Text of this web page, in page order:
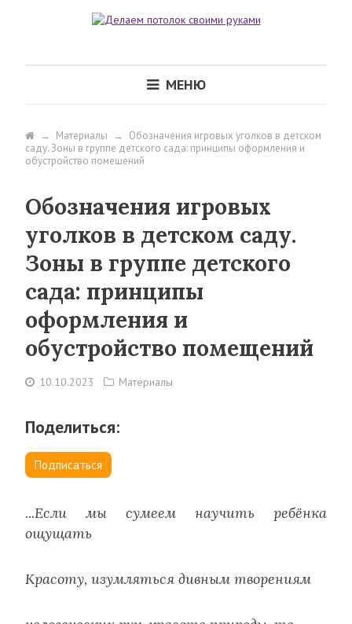
МЕНЮ
→ Материалы →
Обозначения игровых уголков в детском
саду. Зоны в группе детского сада: принципы оформления и
обустройство помещений
Обозначения игровых
уголков в детском саду.
Зоны в группе детского
сада: принципы
оформления и
обустройство помещений
10.10.2023 Материалы
Поделиться:
Подписаться
...Если мы сумеем научить ребёнка
ощущать
Красоту, изумляться дивным творениям